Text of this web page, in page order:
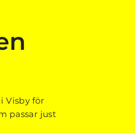
Visby för
passar just